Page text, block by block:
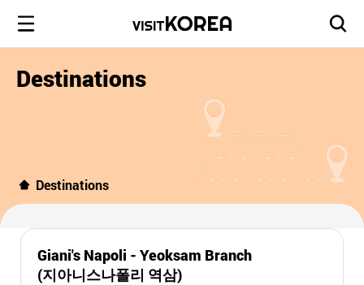
Destinations
Destinations
Giani's Napoli - Yeoksam Branch
(지아니스나폴리 역삼)